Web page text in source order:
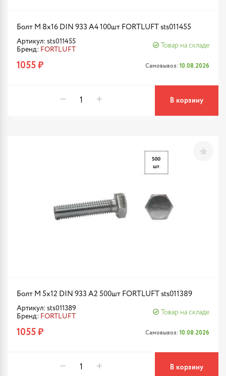
Болт М 8х16 DIN 933 A4 100шт FORTLUFT sts011455
Артикул: sts011455
Бренд: FORTLUFT
Товар на складе
1055 ₽ Самовывоз: 10.08.2026
В корзину
Болт М 5х12 DIN 933 A2 500шт FORTLUFT sts011389
Артикул: sts011389
Бренд: FORTLUFT
Товар на складе
1055 ₽ Самовывоз: 10.08.2026
В корзину